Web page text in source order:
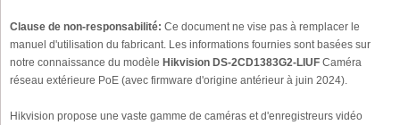
Clause de non-responsabilité: Ce document ne vise pas à remplacer le
manuel d'utilisation du fabricant. Les informations fournies sont basées sur
notre connaissance du modèle Hikvision DS-2CD1383G2-LIUF Caméra
réseau extérieure PoE (avec firmware d'origine antérieur à juin 2024).
Hikvision propose une vaste gamme de caméras et d'enregistreurs vidéo